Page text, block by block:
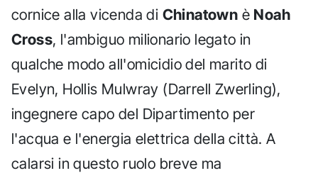
cornice alla vicenda di Chinatown è Noah
Cross, l'ambiguo milionario legato in
qualche modo all'omicidio del marito di
Evelyn, Hollis Mulwray (Darrell Zwerling),
ingegnere capo del Dipartimento per
l'acqua e l'energia elettrica della città. A
calarsi in questo ruolo breve ma